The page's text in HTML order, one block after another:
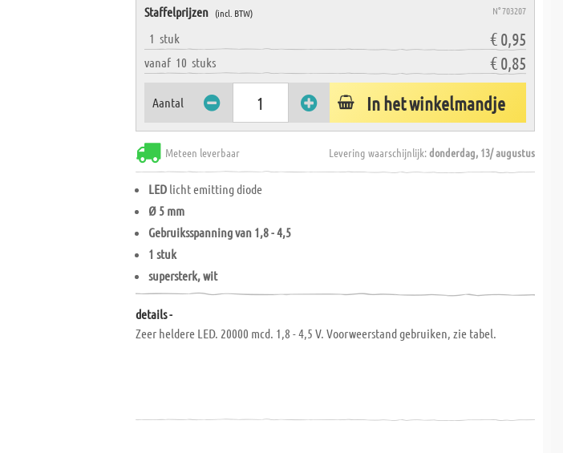
Staffelprijzen (incl. BTW) N° 703207
1stuk € 0,95
vanaf 10stuks € 0,85
Aantal In het winkelmandje
Meteen leverbaar Levering waarschijnlijk:donderdag, 13/ augustus
LED licht emitting diode
Ø 5 mm
Gebruiksspanning van 1,8 - 4,5
1 stuk
supersterk, wit
details -
Zeer heldere LED. 20000 mcd. 1,8 - 4,5 V. Voorweerstand gebruiken, zie tabel.